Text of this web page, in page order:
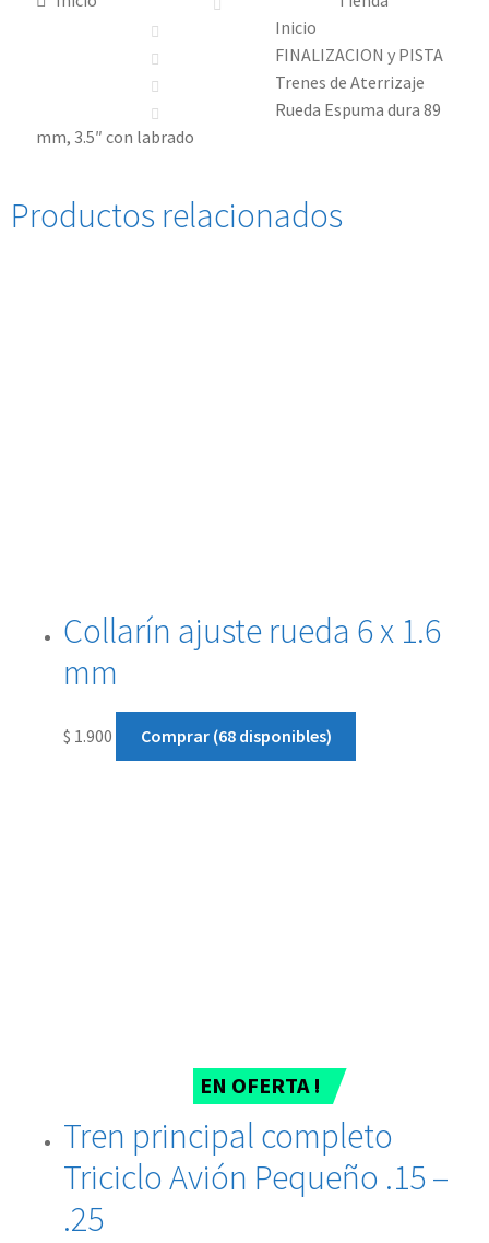
Inicio
FINALIZACION y PISTA
Trenes de Aterrizaje
Rueda Espuma dura 89
mm, 3.5″ con labrado
Productos relacionados
Collarín ajuste rueda 6 x 1.6
mm
$ 1.900 Comprar (68 disponibles)
EN OFERTA !
Tren principal completo
Triciclo Avión Pequeño .15 –
.25